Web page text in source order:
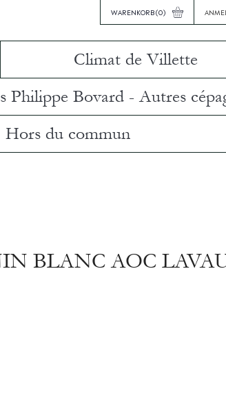
WARENKORB(0)
Climat de Villette
Philippe Bovard - Autres
Hors du commun
BLANC AOC